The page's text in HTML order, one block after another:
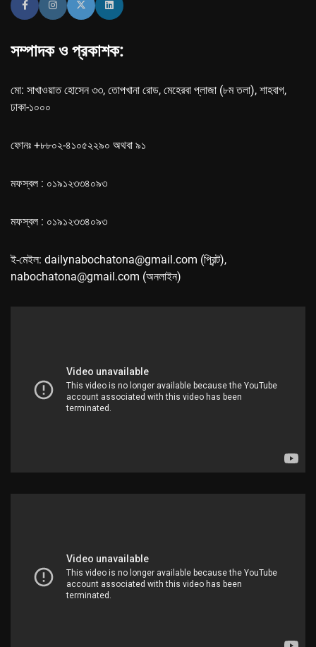
সম্পাদক ও প্রকাশক:
মো: সাখাওয়াত হোসেন ৩৩, তোপখানা রোড, মেহেরবা প্লাজা (৮ম তলা), শাহবাগ,
ঢাকা-১০০০
ফোনঃ +৮৮০২-৪১০৫২২৯০ অথবা ৯১
মফস্বল : ০১৯১২৩৩৪০৯৩
মফস্বল : ০১৯১২৩৩৪০৯৩
ই-মেইল: dailynabochatona@gmail.com (প্রিন্ট),
nabochatona@gmail.com (অনলাইন)